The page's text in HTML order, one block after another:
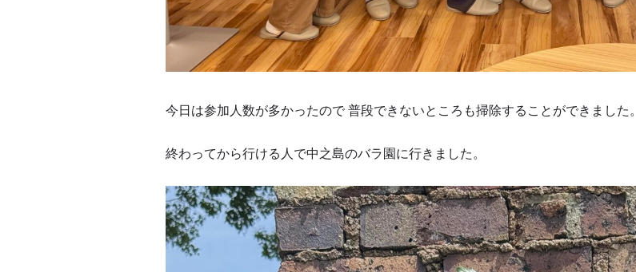
今日は参加人数が多かったので 普段できないところも掃除することができました。
終わってから行ける人で中之島のバラ園に行きました。